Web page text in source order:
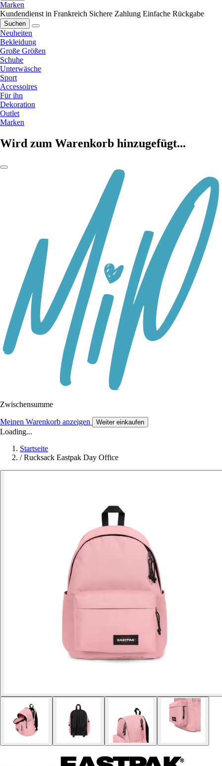
Marken
Kundendienst in Frankreich Sichere Zahlung Einfache Rückgabe
Suchen
Neuheiten
Bekleidung
Große Größen
Schuhe
Unterwäsche
Sport
Accessoires
Für ihn
Dekoration
Outlet
Marken
Wird zum Warenkorb hinzugefügt...
Zwischensumme
Meinen Warenkorb anzeigen Weiter einkaufen
Loading...
Startseite
/ Rucksack Eastpak Day Office